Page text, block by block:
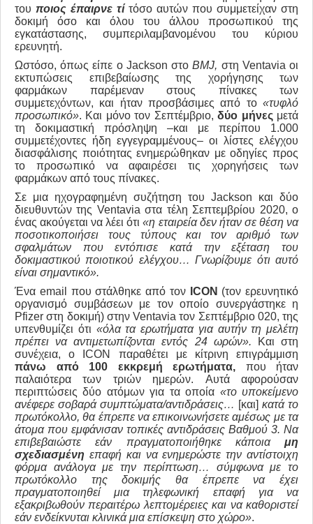
του ποιος έπαιρνε τίτόσο αυτών που συμμετείχαν στη
δοκιμή όσο και όλου του άλλου προσωπικού της
εγκατάστασης, συμπεριλαμβανομένου του κύριου
ερευνητή.
Ωστόσο, όπως είπε ο Jackson στοBMJ, στη Ventavia οι
εκτυπώσεις επιβεβαίωσης της χορήγησης των
φαρμάκων παρέμεναν στους πίνακες των
συμμετεχόντων, και ήταν προσβάσιμες από το «τυφλό
προσωπικό». Και μόνο τον Σεπτέμβριο,δύο μήνεςμετά
τη δοκιμαστική πρόσληψη –και με περίπου 1.000
συμμετέχοντες ήδη εγγεγραμμένους– οι λίστες ελέγχου
διασφάλισης ποιότητας ενημερώθηκαν με οδηγίες προς
το προσωπικό να αφαιρέσει τις χορηγήσεις των
φαρμάκων από τους πίνακες.
Σε μια ηχογραφημένη συζήτηση του Jackson και δύο
διευθυντών της Ventavia στα τέλη Σεπτεμβρίου 2020, ο
ένας ακούγεται να λέει ότι«η εταιρεία δεν ήταν σε θέση να
ποσοτικοποιήσει τους τύπους και τον αριθμό των
σφαλμάτων που εντόπισε κατά την εξέταση του
δοκιμαστικού ποιοτικού ελέγχου… Γνωρίζουμε ότι αυτό
είναι σημαντικό».
Ένα email που στάλθηκε από τον ICON (τον ερευνητικό
οργανισμό συμβάσεων με τον οποίο συνεργάστηκε η
Pfizer στη δοκιμή) στην Ventavia τον Σεπτέμβριο 020, της
υπενθυμίζει ότι «όλα τα ερωτήματα για αυτήν τη μελέτη
πρέπει να αντιμετωπίζονται εντός 24 ωρών». Και στη
συνέχεια, ο ICON παραθέτει με κίτρινη επιγράμμιση
πάνω από 100 εκκρεμή ερωτήματα, που ήταν
παλαιότερα των τριών ημερών. Αυτά αφορούσαν
περιπτώσεις δύο ατόμων για τα οποία «το υποκείμενο
ανέφερε σοβαρά συμπτώματα/αντιδράσεις… [και] κατά το
πρωτόκολλο, θα έπρεπε να επικοινωνήσετε αμέσως με τα
άτομα που εμφάνισαν τοπικές αντιδράσεις Βαθμού 3. Να
επιβεβαιώστε εάν πραγματοποιήθηκε κάποια μη
σχεδιασμένη επαφή και να ενημερώστε την αντίστοιχη
φόρμα ανάλογα με την περίπτωση… σύμφωνα με το
πρωτόκολλο της δοκιμής θα έπρεπε να έχει
πραγματοποιηθεί μια τηλεφωνική επαφή για να
εξακριβωθούν περαιτέρω λεπτομέρειες και να καθοριστεί
εάν ενδείκνυται κλινικά μια επίσκεψη στο χώρο».